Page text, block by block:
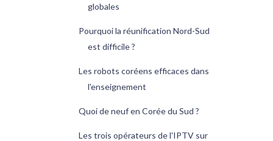
globales
Pourquoi la réunification Nord-Sud
est difficile ?
Les robots coréens efficaces dans
l'enseignement
Quoi de neuf en Corée du Sud ?
Les trois opérateurs de l'IPTV sur